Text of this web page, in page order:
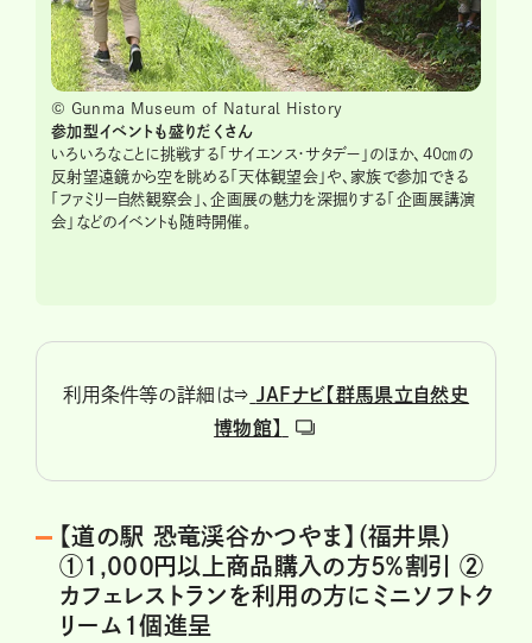
© Gunma Museum of Natural History
参加型イベントも盛りだくさん
いろいろなことに挑戦する「サイエンス・サタデー」のほか、40㎝の
反射望遠鏡から空を眺める「天体観望会」や、家族で参加できる
「ファミリー自然観察会」、企画展の魅力を深掘りする「企画展講演
会」などのイベントも随時開催。
利用条件等の詳細は⇒
JAFナビ【群馬県立自然史
博物館】
【道の駅 恐竜渓谷かつやま】（福井県）
①1,000円以上商品購入の方5％割引 ②
カフェレストランを利用の方にミニソフトク
リーム1個進呈